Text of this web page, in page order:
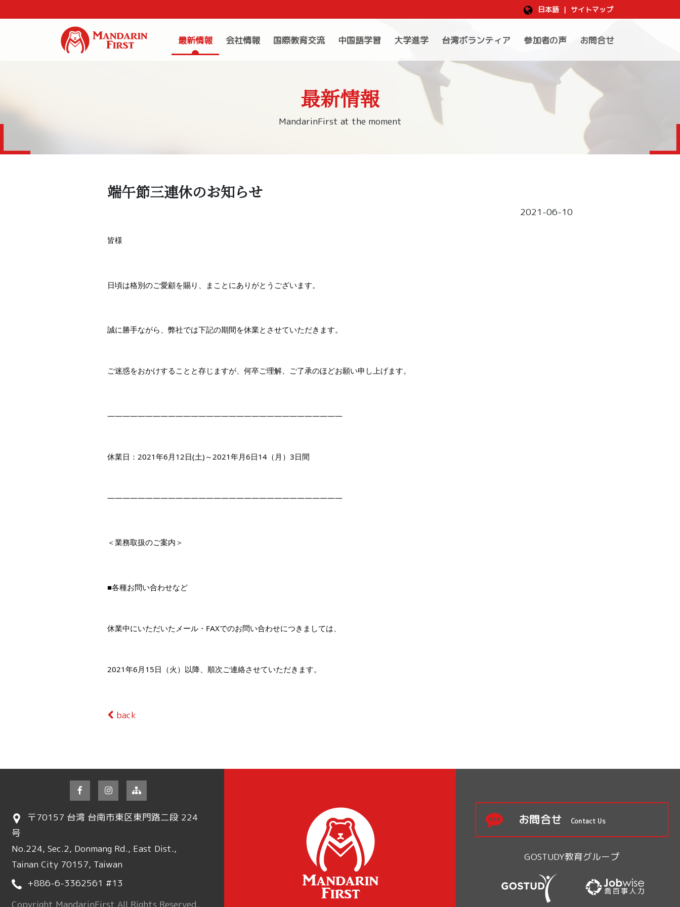
日本語 | サイトマップ
最新情報 会社情報 国際教育交流 中国語学習 大学進学 台湾ボランティア 参加者の声 お問合せ
最新情報
MandarinFirst at the moment
端午節三連休のお知らせ
2021-06-10
皆様
日頃は格別のご愛顧を賜り、まことにありがとうございます。
誠に勝手ながら、弊社では下記の期間を休業とさせていただきます。
ご迷惑をおかけすることと存じますが、何卒ご理解、ご了承のほどお願い申し上げます。
———————————————————————————————
休業日：2021年6月12日(土)～2021年月6日14（月）3日間
———————————————————————————————
＜業務取扱のご案内＞
■各種お問い合わせなど
休業中にいただいたメール・FAXでのお問い合わせにつきましては、
2021年6月15日（火）以降、順次ご連絡させていただきます。
back
〒70157 台湾 台南市東区東門路二段 224
号
No.224, Sec.2, Donmang Rd., East Dist.,
Tainan City 70157, Taiwan
+886-6-3362561 #13
Copyright MandarinFirst All Rights Reserved.
お問合せ Contact Us
GOSTUDY教育グループ